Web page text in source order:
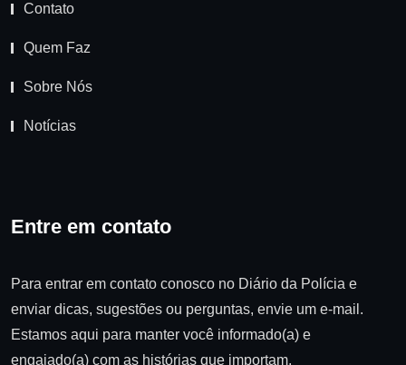
Contato
Quem Faz
Sobre Nós
Notícias
Entre em contato
Para entrar em contato conosco no Diário da Polícia e
enviar dicas, sugestões ou perguntas, envie um e-mail.
Estamos aqui para manter você informado(a) e
engajado(a) com as histórias que importam.